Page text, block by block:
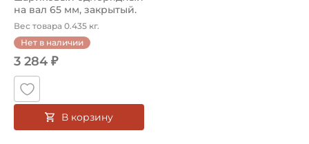
на вал 65 мм, закрытый.
Ар...
Вес товара 0.435 кг.
Нет в наличии
3 284 ₽
В корзину